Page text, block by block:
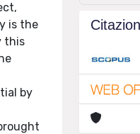
is the
this
by